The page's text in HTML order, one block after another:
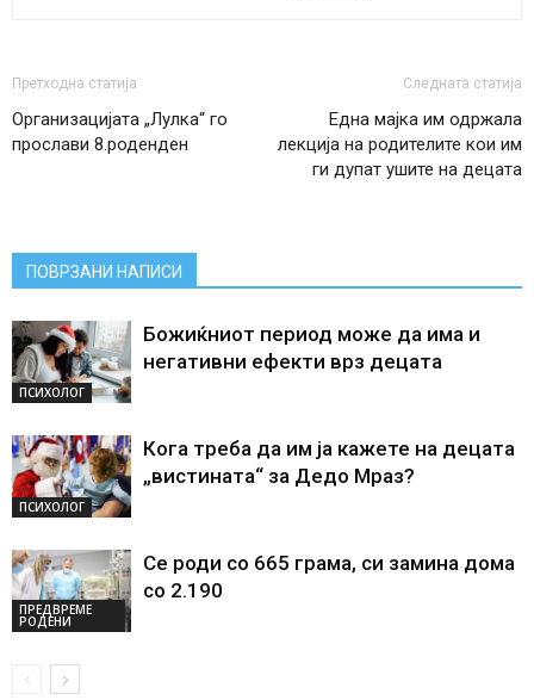
Претходна статија
Организацијата „Лулка“ го
прослави 8.роденден
Следната статија
Една мајка им одржала
лекција на родителите кои им
ги дупат ушите на децата
ПОВРЗАНИ НАПИСИ
ПСИХОЛОГ
Божиќниот период може да има и
негативни ефекти врз децата
ПСИХОЛОГ
Кога треба да им ја кажете на децата
„вистината“ за Дедо Мраз?
ПРЕДВРЕМЕ
РОДЕНИ
Се роди со 665 грама, си замина дома
со 2.190